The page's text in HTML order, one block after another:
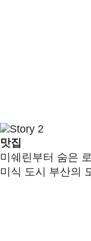
맛집
미쉐린부터 숨은
미식 도시 부산의